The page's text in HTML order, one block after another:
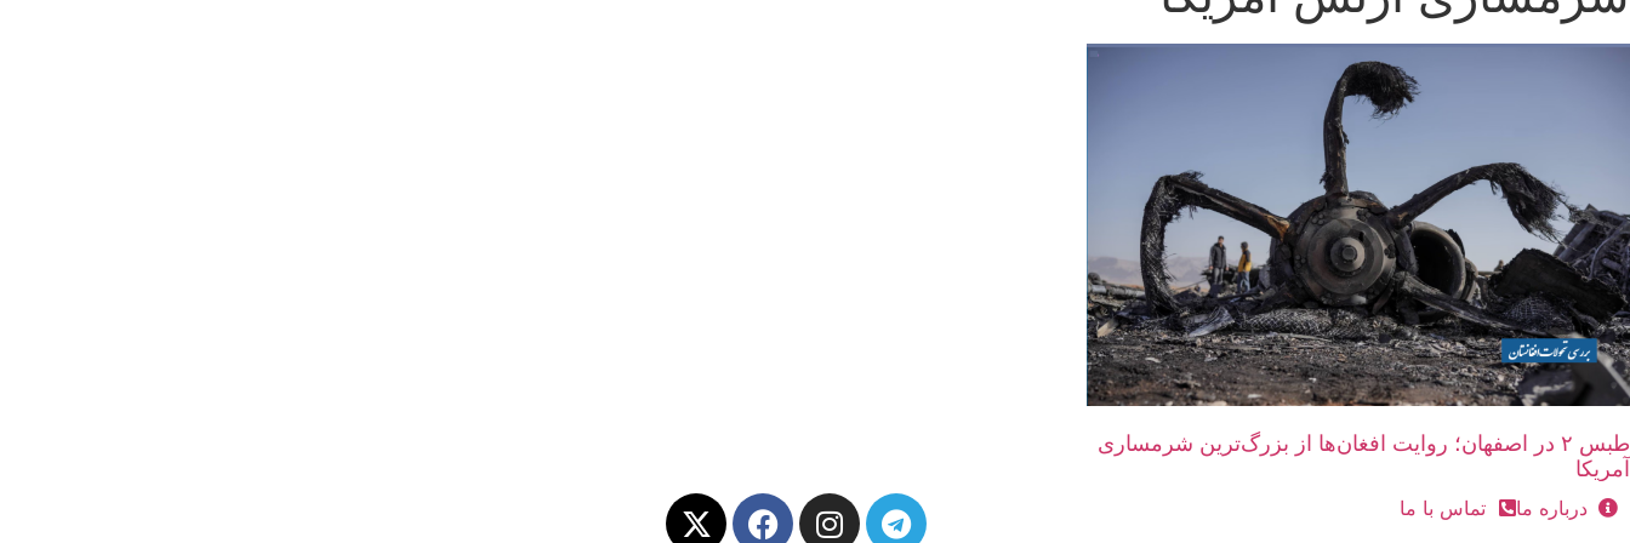
طبس ۲ در اصفهان؛ روایت افغان‌ها از بزرگ‌ترین شرمساری
آمریکا
درباره ما تماس با ما